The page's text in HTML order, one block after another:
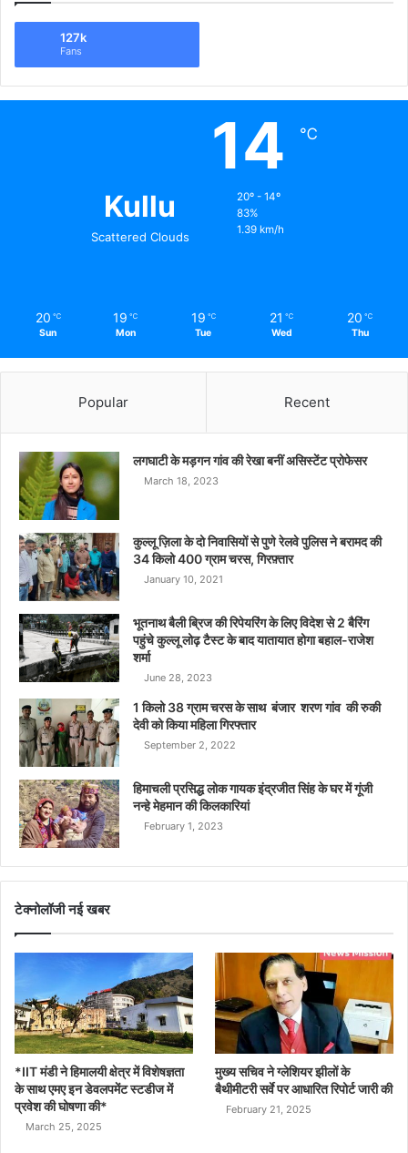
127k
Fans
Kullu
Scattered Clouds
14 ℃
20º - 14º
83%
1.39 km/h
20 ℃
Sun
19 ℃
Mon
19 ℃
Tue
21 ℃
Wed
20 ℃
Thu
Popular Recent
लगघाटी के मड़गन गांव की रेखा बनीं असिस्टेंट प्रोफेसर
March 18, 2023
कुल्लू ज़िला के दो निवासियों से पुणे रेलवे पुलिस ने बरामद की
34 किलो 400 ग्राम चरस, गिरफ़्तार
January 10, 2021
भूतनाथ बैली ब्रिज की रिपेयरिंग के लिए विदेश से 2 बैरिंग
पहुंचे कुल्लू लोढ़ टैस्ट के बाद यातायात होगा बहाल-राजेश
शर्मा
June 28, 2023
1 किलो 38 ग्राम चरस के साथ बंजार शरण गांव की रुकी
देवी को किया महिला गिरफ्तार
September 2, 2022
हिमाचली प्रसिद्ध लोक गायक इंद्रजीत सिंह के घर में गूंजी
नन्हे मेहमान की किलकारियां
February 1, 2023
टेक्नोलॉजी नई खबर
*IIT मंडी ने हिमालयी क्षेत्र में विशेषज्ञता
के साथ एमए इन डेवलपमेंट स्टडीज में
प्रवेश की घोषणा की*
March 25, 2025
मुख्य सचिव ने ग्लेशियर झीलों के
बैथीमीटरी सर्वे पर आधारित रिपोर्ट जारी की
February 21, 2025